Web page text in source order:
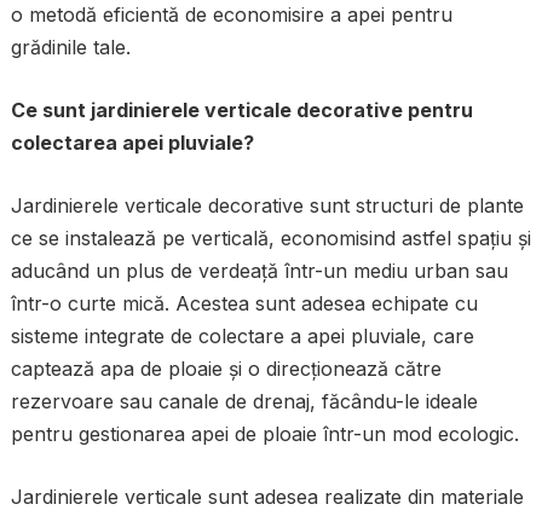
o metodă eficientă de economisire a apei pentru
grădinile tale.
Ce sunt jardinierele verticale decorative pentru
colectarea apei pluviale?
Jardinierele verticale decorative sunt structuri de plante
ce se instalează pe verticală, economisind astfel spațiu și
aducând un plus de verdeață într-un mediu urban sau
într-o curte mică. Acestea sunt adesea echipate cu
sisteme integrate de colectare a apei pluviale, care
captează apa de ploaie și o direcționează către
rezervoare sau canale de drenaj, făcându-le ideale
pentru gestionarea apei de ploaie într-un mod ecologic.
Jardinierele verticale sunt adesea realizate din materiale